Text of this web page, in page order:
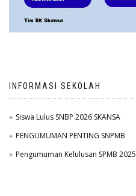
INFORMASI SEKOLAH
Siswa Lulus SNBP 2026 SKANSA
PENGUMUMAN PENTING SNPMB
Pengumuman Kelulusan SPMB 2025